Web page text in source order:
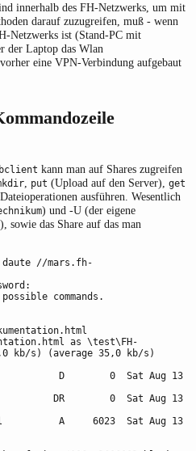
innerhalb des FH-Netzwerks, um mit
darauf zuzugreifen, muß - wenn
Netzwerks ist (Stand-PC mit
der Laptop das Wlan
eine VPN-Verbindung aufgebaut
kann man auf Shares zugreifen
, put (Upload auf den Server), get
ausführen. Wesentlich
) und -U (der eigene
), sowie das Share auf das man
daute //mars.fh-
commands.
as \test\FH-
kb/s) (average 35,0 kb/s)